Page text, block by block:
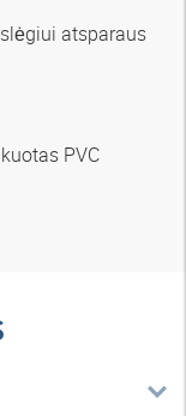
atsparaus
PVC